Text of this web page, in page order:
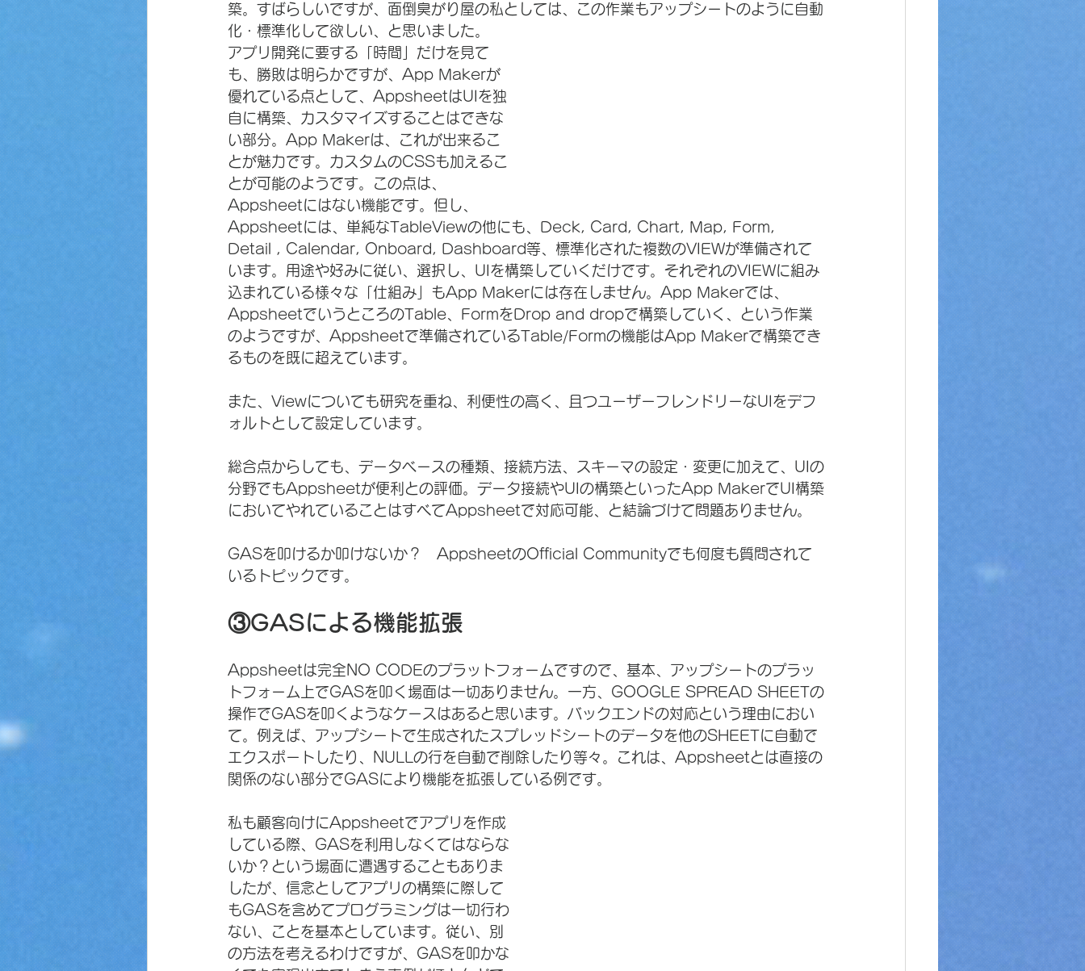
築。すばらしいですが、面倒臭がり屋の私としては、この作業もアップシートのように自動
化・標準化して欲しい、と思いました。
アプリ開発に要する「時間」だけを見て
も、勝敗は明らかですが、App Makerが
優れている点として、AppsheetはUIを独
自に構築、カスタマイズすることはできな
い部分。App Makerは、これが出来るこ
とが魅力です。カスタムのCSSも加えるこ
とが可能のようです。この点は、
Appsheetにはない機能です。但し、
Appsheetには、単純なTableViewの他にも、Deck, Card, Chart, Map, Form,
Detail , Calendar, Onboard, Dashboard等、標準化された複数のVIEWが準備されて
います。用途や好みに従い、選択し、UIを構築していくだけです。それぞれのVIEWに組み
込まれている様々な「仕組み」もApp Makerには存在しません。App Makerでは、
AppsheetでいうところのTable、FormをDrop and dropで構築していく、という作業
のようですが、Appsheetで準備されているTable/Formの機能はApp Makerで構築でき
るものを既に超えています。
また、Viewについても研究を重ね、利便性の高く、且つユーザーフレンドリーなUIをデフ
ォルトとして設定しています。
総合点からしても、データベースの種類、接続方法、スキーマの設定・変更に加えて、UIの
分野でもAppsheetが便利との評価。データ接続やUIの構築といったApp MakerでUI構築
においてやれていることはすべてAppsheetで対応可能、と結論づけて問題ありません。
GASを叩けるか叩けないか？　AppsheetのOfficial Communityでも何度も質問されて
いるトピックです。
③GASによる機能拡張
Appsheetは完全NO CODEのプラットフォームですので、基本、アップシートのプラッ
トフォーム上でGASを叩く場面は一切ありません。一方、GOOGLE SPREAD SHEETの
操作でGASを叩くようなケースはあると思います。バックエンドの対応という理由におい
て。例えば、アップシートで生成されたスプレッドシートのデータを他のSHEETに自動で
エクスポートしたり、NULLの行を自動で削除したり等々。これは、Appsheetとは直接の
関係のない部分でGASにより機能を拡張している例です。
私も顧客向けにAppsheetでアプリを作成
している際、GASを利用しなくてはならな
いか？という場面に遭遇することもありま
したが、信念としてアプリの構築に際して
もGASを含めてプログラミングは一切行わ
ない、ことを基本としています。従い、別
の方法を考えるわけですが、GASを叩かな